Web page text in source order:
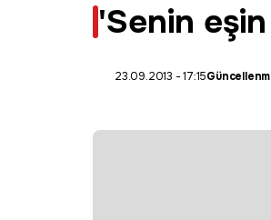
'Senin
23.09.2013 - 17:15